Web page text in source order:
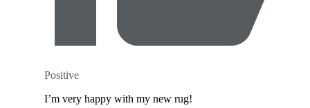
Positive
I’m very happy with my new rug!